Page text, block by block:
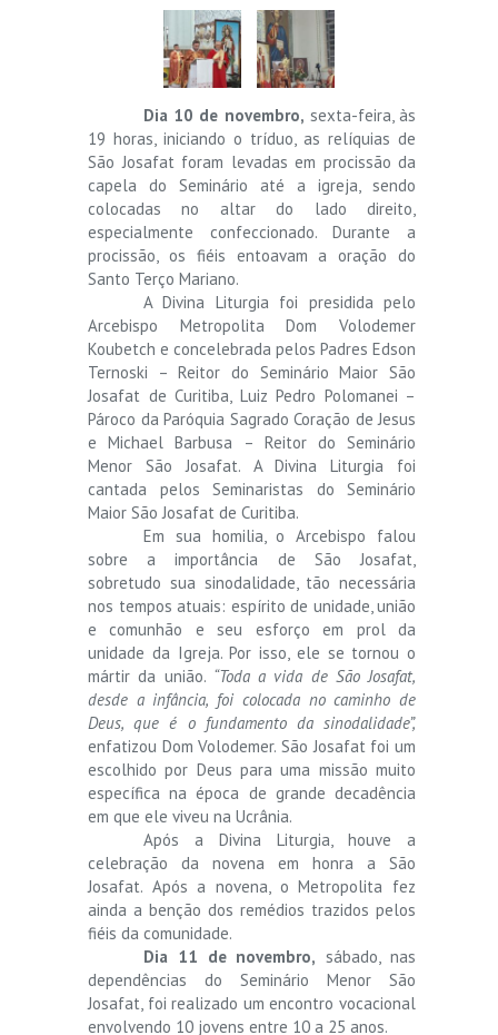
Dia 10 de novembro, sexta-feira, às
19 horas, iniciando o tríduo, as relíquias de
São Josafat foram levadas em procissão da
capela do Seminário até a igreja, sendo
colocadas no altar do lado direito,
especialmente confeccionado. Durante a
procissão, os fiéis entoavam a oração do
Santo Terço Mariano.
A Divina Liturgia foi presidida pelo
Arcebispo Metropolita Dom Volodemer
Koubetch e concelebrada pelos Padres Edson
Ternoski – Reitor do Seminário Maior São
Josafat de Curitiba, Luiz Pedro Polomanei –
Pároco da Paróquia Sagrado Coração de Jesus
e Michael Barbusa – Reitor do Seminário
Menor São Josafat. A Divina Liturgia foi
cantada pelos Seminaristas do Seminário
Maior São Josafat de Curitiba.
Em sua homilia, o Arcebispo falou
sobre a importância de São Josafat,
sobretudo sua sinodalidade, tão necessária
nos tempos atuais: espírito de unidade, união
e comunhão e seu esforço em prol da
unidade da Igreja. Por isso, ele se tornou o
mártir da união. “Toda a vida de São Josafat,
desde a infância, foi colocada no caminho de
Deus, que é o fundamento da sinodalidade”,
enfatizou Dom Volodemer. São Josafat foi um
escolhido por Deus para uma missão muito
específica na época de grande decadência
em que ele viveu na Ucrânia.
Após a Divina Liturgia, houve a
celebração da novena em honra a São
Josafat. Após a novena, o Metropolita fez
ainda a benção dos remédios trazidos pelos
fiéis da comunidade.
Dia 11 de novembro, sábado, nas
dependências do Seminário Menor São
Josafat, foi realizado um encontro vocacional
envolvendo 10 jovens entre 10 a 25 anos.